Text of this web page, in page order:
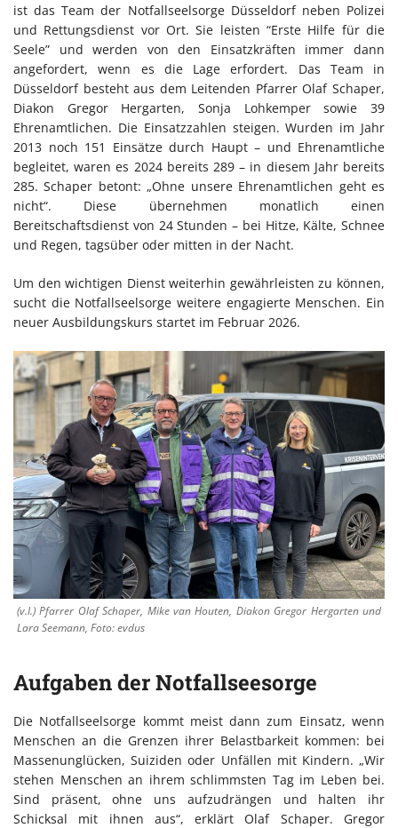
ist das Team der Notfallseelsorge Düsseldorf neben Polizei
und Rettungsdienst vor Ort. Sie leisten “Erste Hilfe für die
Seele” und werden von den Einsatzkräften immer dann
angefordert, wenn es die Lage erfordert. Das Team in
Düsseldorf besteht aus dem Leitenden Pfarrer Olaf Schaper,
Diakon Gregor Hergarten, Sonja Lohkemper sowie 39
Ehrenamtlichen. Die Einsatzzahlen steigen. Wurden im Jahr
2013 noch 151 Einsätze durch Haupt – und Ehrenamtliche
begleitet, waren es 2024 bereits 289 – in diesem Jahr bereits
285. Schaper betont: „Ohne unsere Ehrenamtlichen geht es
nicht“. Diese übernehmen monatlich einen
Bereitschaftsdienst von 24 Stunden – bei Hitze, Kälte, Schnee
und Regen, tagsüber oder mitten in der Nacht.
Um den wichtigen Dienst weiterhin gewährleisten zu können,
sucht die Notfallseelsorge weitere engagierte Menschen. Ein
neuer Ausbildungskurs startet im Februar 2026.
(v.l.) Pfarrer Olaf Schaper, Mike van Houten, Diakon Gregor Hergarten und
Lara Seemann, Foto: evdus
Aufgaben der Notfallseesorge
Die Notfallseelsorge kommt meist dann zum Einsatz, wenn
Menschen an die Grenzen ihrer Belastbarkeit kommen: bei
Massenunglücken, Suiziden oder Unfällen mit Kindern. „Wir
stehen Menschen an ihrem schlimmsten Tag im Leben bei.
Sind präsent, ohne uns aufzudrängen und halten ihr
Schicksal mit ihnen aus“, erklärt Olaf Schaper. Gregor